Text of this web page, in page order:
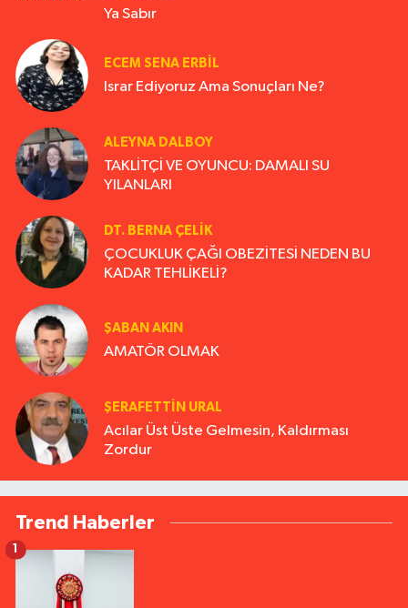
Ya Sabır
ECEM SENA ERBIL
Israr Ediyoruz Ama Sonuçları Ne?
ALEYNA DALBOY
TAKLİTÇİ VE OYUNCU: DAMALI SU
YILANLARI
DT. BERNA ÇELIK
ÇOCUKLUK ÇAĞI OBEZİTESİ NEDEN BU
KADAR TEHLİKELİ?
ŞABAN AKIN
AMATÖR OLMAK
ŞERAFETTIN URAL
Acılar Üst Üste Gelmesin, Kaldırması
Zordur
Trend Haberler
1